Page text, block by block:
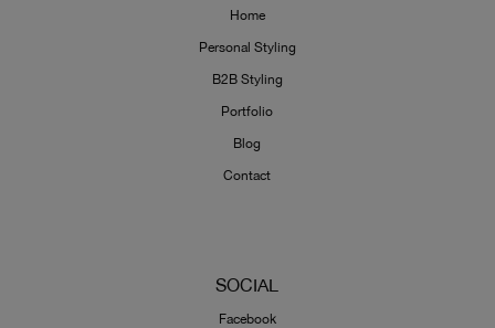
Home
Personal Styling
B2B Styling
Portfolio
Blog
Contact
SOCIAL
Facebook